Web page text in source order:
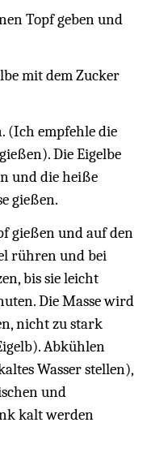
Topf geben und
mit dem Zucker
(Ich empfehle die
Die Eigelbe
und die heiße
gießen.
gießen und auf den
rühren und bei
bis sie leicht
Die Masse wird
nicht zu stark
Abkühlen
Wasser stellen),
und
kalt werden